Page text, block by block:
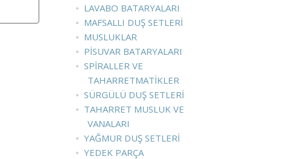
LAVABO BATARYALARI
MAFSALLI DUŞ SETLERI
MUSLUKLAR
PISUVAR BATARYALARI
SPIRALLER VE
TAHARRETMATIKLER
SÜRGÜLÜ DUŞ SETLERI
TAHARRET MUSLUK VE
VANALARI
YAĞMUR DUŞ SETLERI
YEDEK PARÇA